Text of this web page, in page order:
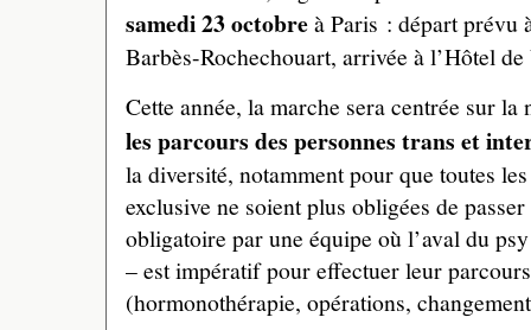
samedi 23 octobreà Paris : départ prévu
Barbès-Rochechouart, arrivée à l’Hôtel
Cette année, la marche sera centrée sur la
les parcours des personnes trans et
la diversité, notamment pour que toutes
exclusive ne soient plus obligées de
obligatoire par une équipe où l’aval du
– est impératif pour effectuer leur
(hormonothérapie, opérations,